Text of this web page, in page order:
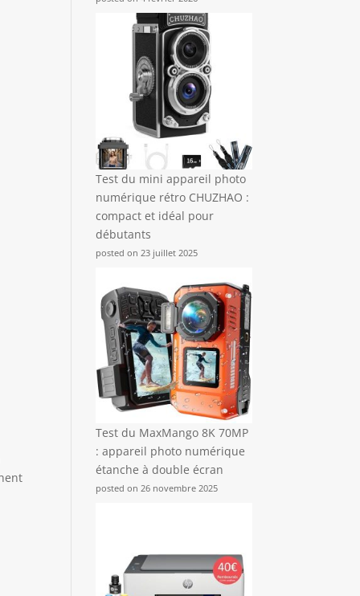
Test du mini appareil photo
numérique rétro CHUZHAO :
compact et idéal pour
débutants
posted on 23 juillet 2025
Test du MaxMango 8K 70MP
: appareil photo numérique
étanche à double écran
posted on 26 novembre 2025